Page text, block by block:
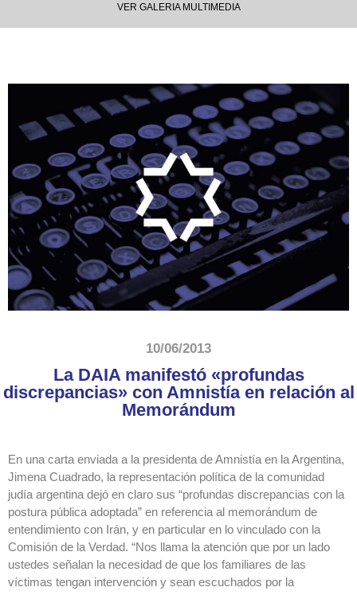
VER GALERIA MULTIMEDIA
10/06/2013
La DAIA manifestó «profundas
discrepancias» con Amnistía en relación al
Memorándum
En una carta enviada a la presidenta de Amnistía en la Argentina,
Jimena Cuadrado, la representación política de la comunidad
judía argentina dejó en claro sus “profundas discrepancias con la
postura pública adoptada” en referencia al memorándum de
entendimiento con Irán, y en particular en lo vinculado con la
Comisión de la Verdad. “Nos llama la atención que por un lado
ustedes señalan la necesidad de que los familiares de las
víctimas tengan intervención y sean escuchados por la